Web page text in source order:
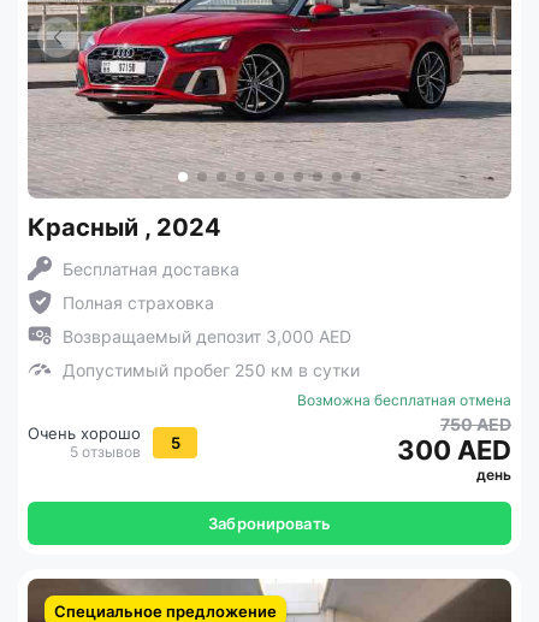
Красный , 2024
Бесплатная доставка
Полная страховка
Возвращаемый депозит 3,000 AED
Допустимый пробег 250 км в сутки
Очень хорошо
5 отзывов 5
Возможна бесплатная отмена
750 AED
300 AED
день
Забронировать
Специальное предложение